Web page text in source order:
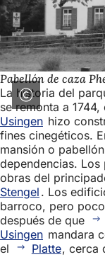
Pabellón de caza
La historia del
se remonta a 1744,
Usingen hizo
fines cinegéticos.
mansión o
dependencias.
obras del
Stengel . Los
barroco, pero
después de que
Usingen mandara
el
Platte, cerca